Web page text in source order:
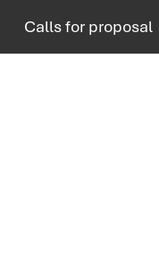
Calls for proposal